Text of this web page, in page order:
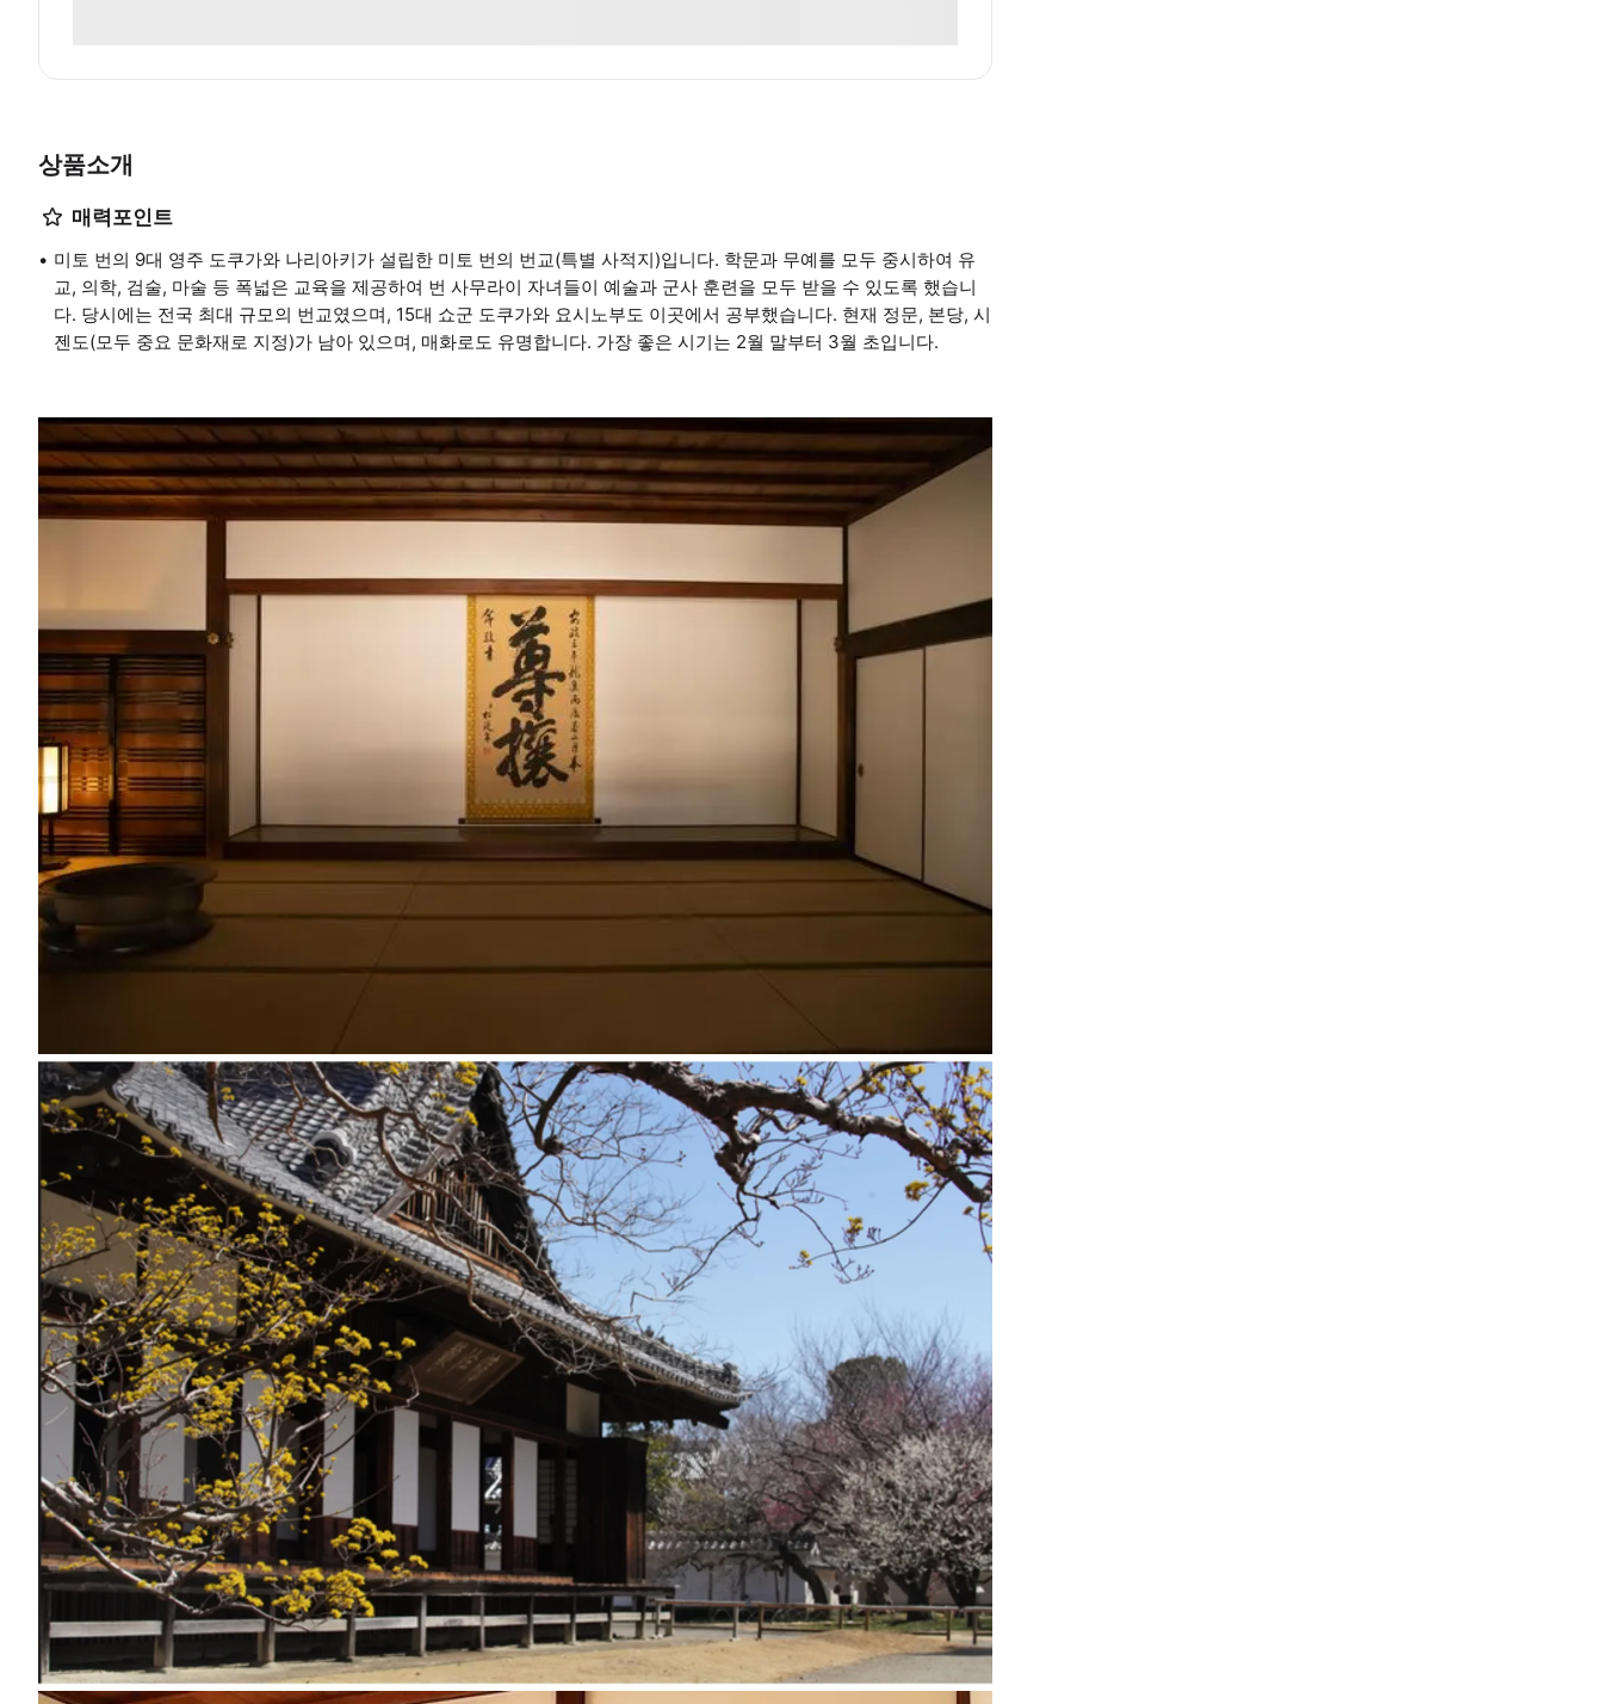
상품소개
매력포인트
미토 번의 9대 영주 도쿠가와 나리아키가 설립한 미토 번의 번교(특별 사적지)입니다. 학문과 무예를 모두 중시하여 유
교, 의학, 검술, 마술 등 폭넓은 교육을 제공하여 번 사무라이 자녀들이 예술과 군사 훈련을 모두 받을 수 있도록 했습니
다. 당시에는 전국 최대 규모의 번교였으며, 15대 쇼군 도쿠가와 요시노부도 이곳에서 공부했습니다. 현재 정문, 본당, 시
젠도(모두 중요 문화재로 지정)가 남아 있으며, 매화로도 유명합니다. 가장 좋은 시기는 2월 말부터 3월 초입니다.